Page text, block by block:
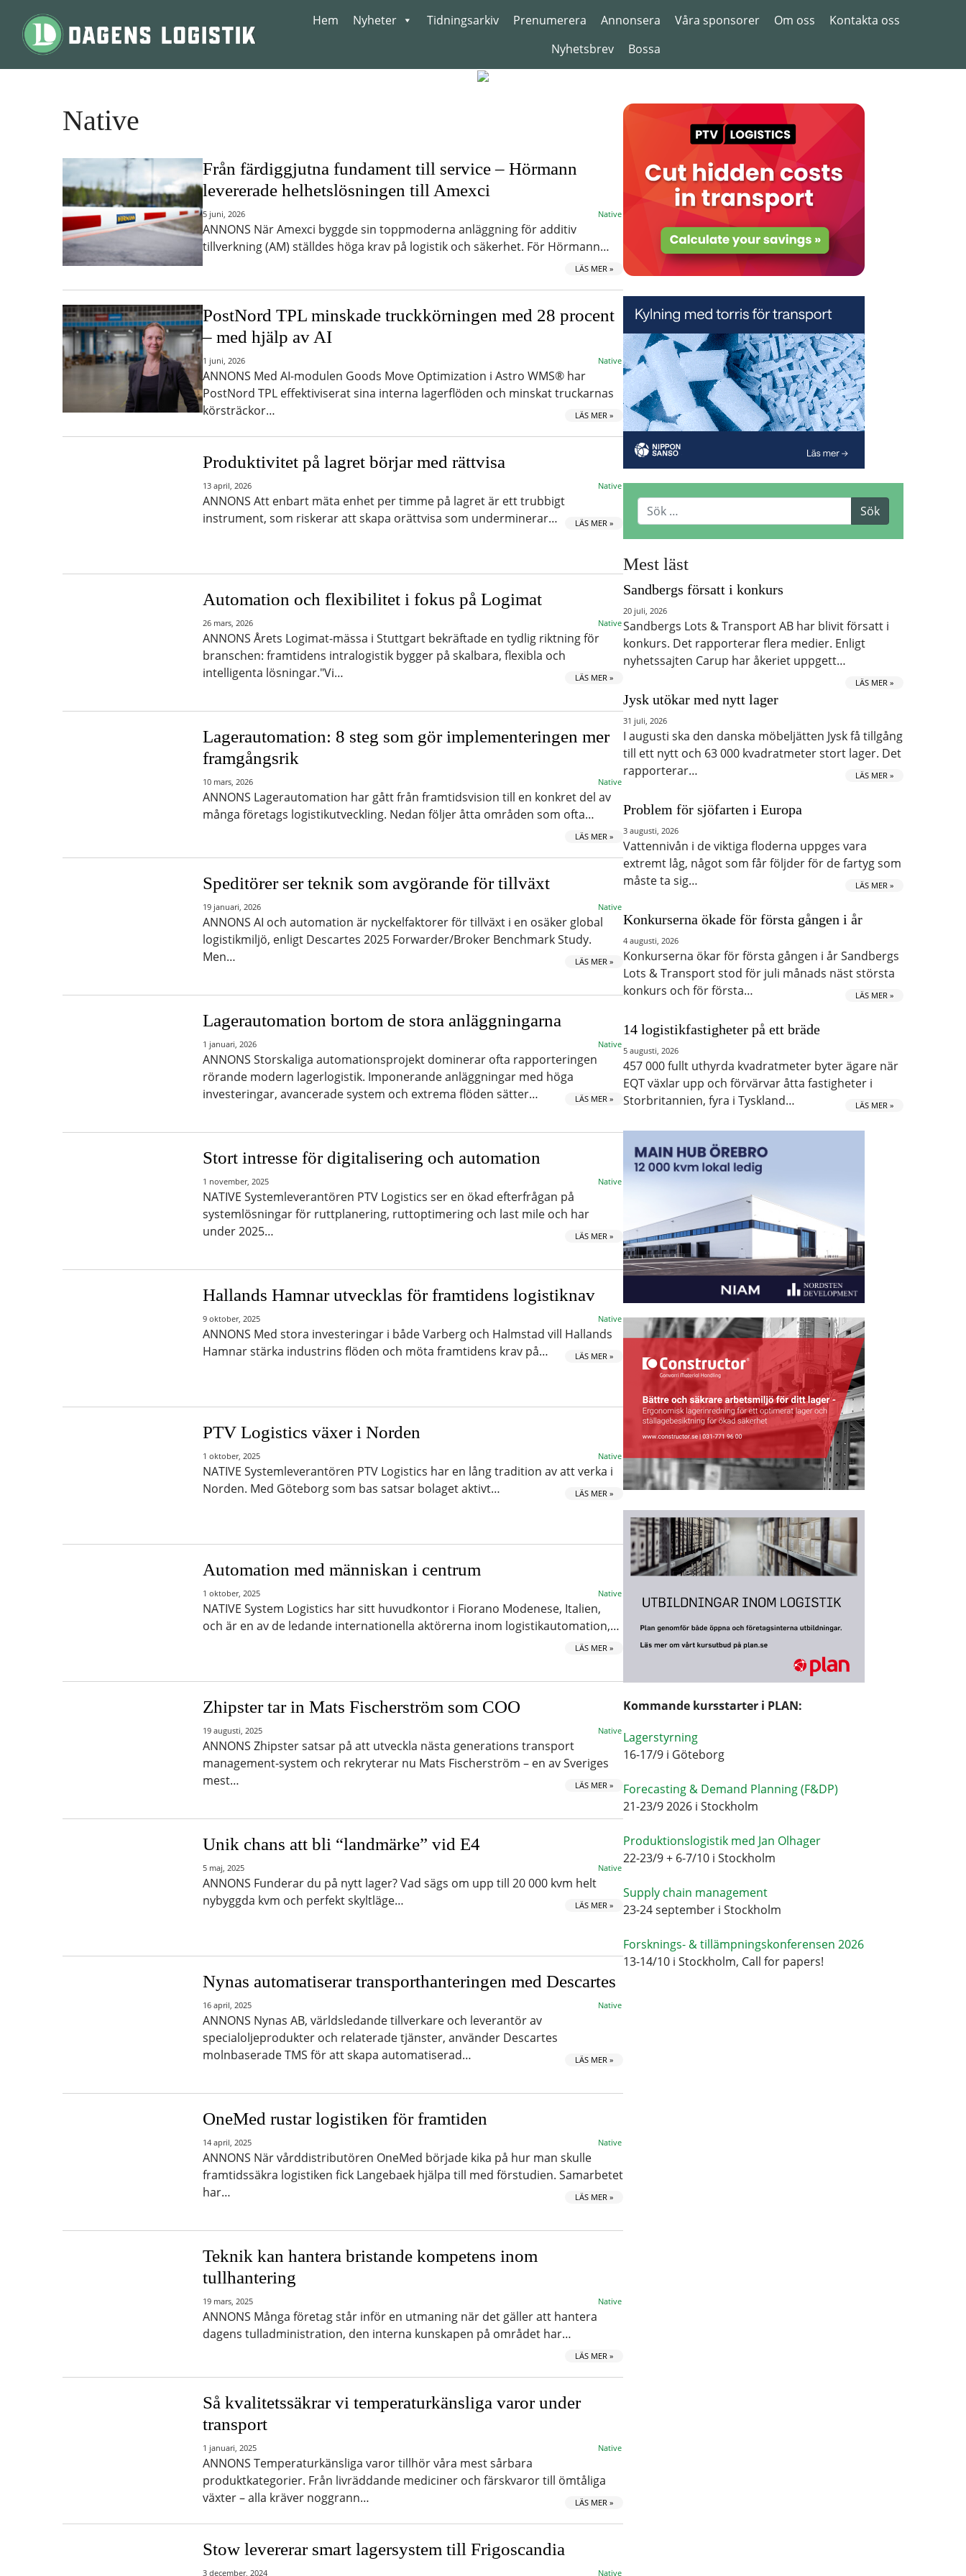
Hem Nyheter Tidningsarkiv Prenumerera Annonsera Våra sponsorer Om oss
Kontakta oss
Nyhetsbrev
Bossa
Native
Från färdiggjutna fundament till service – Hörmann
levererade helhetslösningen till Amexci
5 juni, 2026 Native
ANNONS När Amexci byggde sin toppmoderna anläggning för additiv
tillverkning (AM) ställdes höga krav på logistik och säkerhet. För Hörmann…
LÄS MER »
PostNord TPL minskade truckkörningen med 28 procent
– med hjälp av AI
1 juni, 2026 Native
ANNONS Med AI-modulen Goods Move Optimization i Astro WMS® har
PostNord TPL effektiviserat sina interna lagerflöden och minskat truckarnas
körsträckor…
LÄS MER »
Produktivitet på lagret börjar med rättvisa
13 april, 2026 Native
ANNONS Att enbart mäta enhet per timme på lagret är ett trubbigt
instrument, som riskerar att skapa orättvisa som underminerar…
LÄS MER »
Automation och flexibilitet i fokus på Logimat
26 mars, 2026 Native
ANNONS Årets Logimat-mässa i Stuttgart bekräftade en tydlig riktning för
branschen: framtidens intralogistik bygger på skalbara, flexibla och
intelligenta lösningar."Vi…
LÄS MER »
Lagerautomation: 8 steg som gör implementeringen mer
framgångsrik
10 mars, 2026 Native
ANNONS Lagerautomation har gått från framtidsvision till en konkret del av
många företags logistikutveckling. Nedan följer åtta områden som ofta…
LÄS MER »
Speditörer ser teknik som avgörande för tillväxt
19 januari, 2026 Native
ANNONS AI och automation är nyckelfaktorer för tillväxt i en osäker global
logistikmiljö, enligt Descartes 2025 Forwarder/Broker Benchmark Study.
Men…
LÄS MER »
Lagerautomation bortom de stora anläggningarna
1 januari, 2026 Native
ANNONS Storskaliga automationsprojekt dominerar ofta rapporteringen
rörande modern lagerlogistik. Imponerande anläggningar med höga
investeringar, avancerade system och extrema flöden sätter…
LÄS MER »
Stort intresse för digitalisering och automation
1 november, 2025 Native
NATIVE Systemleverantören PTV Logistics ser en ökad efterfrågan på
systemlösningar för ruttplanering, ruttoptimering och last mile och har
under 2025…
LÄS MER »
Hallands Hamnar utvecklas för framtidens logistiknav
9 oktober, 2025 Native
ANNONS Med stora investeringar i både Varberg och Halmstad vill Hallands
Hamnar stärka industrins flöden och möta framtidens krav på…
LÄS MER »
PTV Logistics växer i Norden
1 oktober, 2025 Native
NATIVE Systemleverantören PTV Logistics har en lång tradition av att verka i
Norden. Med Göteborg som bas satsar bolaget aktivt…
LÄS MER »
Automation med människan i centrum
1 oktober, 2025 Native
NATIVE System Logistics har sitt huvudkontor i Fiorano Modenese, Italien,
och är en av de ledande internationella aktörerna inom logistikautomation,…
LÄS MER »
Zhipster tar in Mats Fischerström som COO
19 augusti, 2025 Native
ANNONS Zhipster satsar på att utveckla nästa generations transport
management-system och rekryterar nu Mats Fischerström – en av Sveriges
mest…
LÄS MER »
Unik chans att bli “landmärke” vid E4
5 maj, 2025 Native
ANNONS Funderar du på nytt lager? Vad sägs om upp till 20 000 kvm helt
nybyggda kvm och perfekt skyltläge…
LÄS MER »
Nynas automatiserar transporthanteringen med Descartes
16 april, 2025 Native
ANNONS Nynas AB, världsledande tillverkare och leverantör av
specialoljeprodukter och relaterade tjänster, använder Descartes
molnbaserade TMS för att skapa automatiserad…
LÄS MER »
OneMed rustar logistiken för framtiden
14 april, 2025 Native
ANNONS När vårddistributören OneMed började kika på hur man skulle
framtidssäkra logistiken fick Langebaek hjälpa till med förstudien. Samarbetet
har…
LÄS MER »
Teknik kan hantera bristande kompetens inom
tullhantering
19 mars, 2025 Native
ANNONS Många företag står inför en utmaning när det gäller att hantera
dagens tulladministration, den interna kunskapen på området har…
LÄS MER »
Så kvalitetssäkrar vi temperaturkänsliga varor under
transport
1 januari, 2025 Native
ANNONS Temperaturkänsliga varor tillhör våra mest sårbara
produktkategorier. Från livräddande mediciner och färskvaror till ömtåliga
växter – alla kräver noggrann…
LÄS MER »
Stow levererar smart lagersystem till Frigoscandia
3 december, 2024 Native
Mest läst
Sandbergs försatt i konkurs
20 juli, 2026
Sandbergs Lots & Transport AB har blivit försatt i
konkurs. Det rapporterar flera medier. Enligt
nyhetssajten Carup har åkeriet uppgett…
LÄS MER »
Jysk utökar med nytt lager
31 juli, 2026
I augusti ska den danska möbeljätten Jysk få tillgång
till ett nytt och 63 000 kvadratmeter stort lager. Det
rapporterar…
LÄS MER »
Problem för sjöfarten i Europa
3 augusti, 2026
Vattennivån i de viktiga floderna uppges vara
extremt låg, något som får följder för de fartyg som
måste ta sig…
LÄS MER »
Konkurserna ökade för första gången i år
4 augusti, 2026
Konkurserna ökar för första gången i år Sandbergs
Lots & Transport stod för juli månads näst största
konkurs och för första…
LÄS MER »
14 logistikfastigheter på ett bräde
5 augusti, 2026
457 000 fullt uthyrda kvadratmeter byter ägare när
EQT växlar upp och förvärvar åtta fastigheter i
Storbritannien, fyra i Tyskland…
LÄS MER »
Kommande kursstarter i PLAN:
Lagerstyrning
16-17/9 i Göteborg
Forecasting & Demand Planning (F&DP)
21-23/9 2026 i Stockholm
Produktionslogistik med Jan Olhager
22-23/9 + 6-7/10 i Stockholm
Supply chain management
23-24 september i Stockholm
Forsknings- & tillämpningskonferensen 2026
13-14/10 i Stockholm, Call for papers!